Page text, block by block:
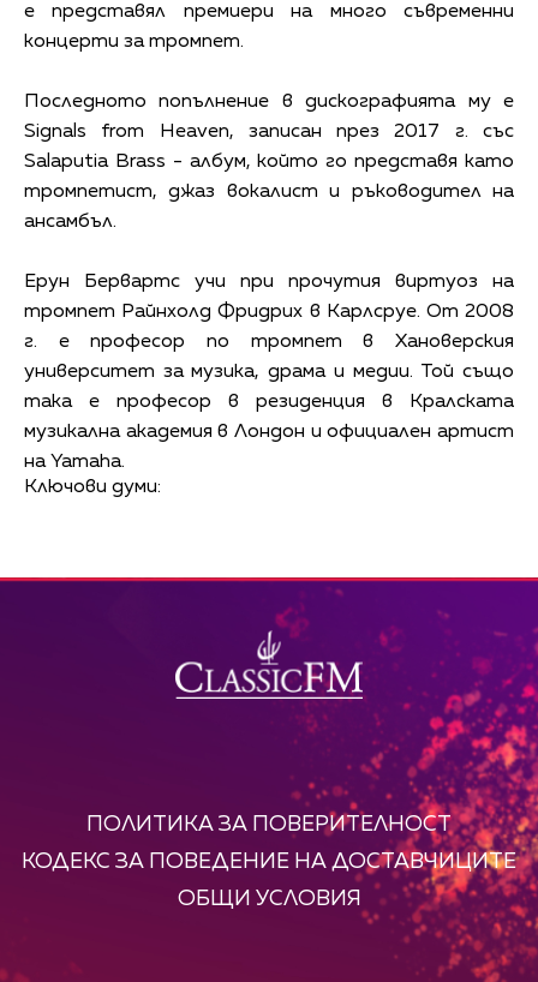
е представял премиери на много съвременни
концерти за тромпет.
Последното попълнение в дискографията му е
Signals from Heaven, записан през 2017 г. със
Salaputia Brass - албум, който го представя като
тромпетист, джаз вокалист и ръководител на
ансамбъл.
Ерун Бервартс учи при прочутия виртуоз на
тромпет Райнхолд Фридрих в Карлсруе. От 2008
г. е професор по тромпет в Хановерския
университет за музика, драма и медии. Той също
така е професор в резиденция в Кралската
музикална академия в Лондон и официален артист
на Yamaha.
Ключови думи:
ПОЛИТИКА ЗА ПОВЕРИТЕЛНОСТ
КОДЕКС ЗА ПОВЕДЕНИЕ НА ДОСТАВЧИЦИТЕ
ОБЩИ УСЛОВИЯ